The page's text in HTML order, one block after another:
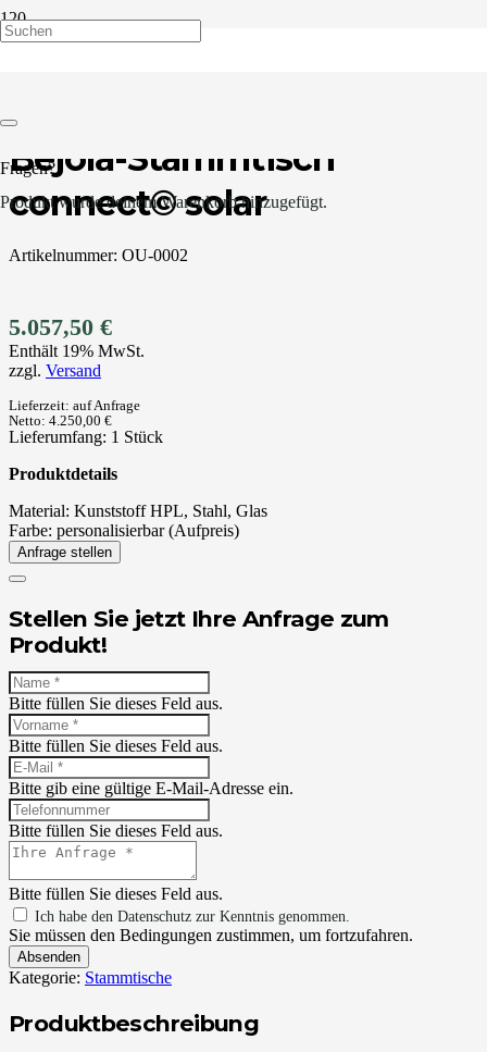
Produktwurde deinem Warenkorb hinzugefügt.
Fragen?
Bejola-Stammtisch
connect© solar
Artikelnummer: OU-0002
5.057,50 €
Enthält 19% MwSt.
zzgl. Versand
Lieferzeit: auf Anfrage
Netto: 4.250,00 €
Lieferumfang: 1 Stück
Produktdetails
Material: Kunststoff HPL, Stahl, Glas
Farbe: personalisierbar (Aufpreis)
Anfrage stellen
Stellen Sie jetzt Ihre Anfrage zum
Produkt!
Bitte füllen Sie dieses Feld aus.
Bitte füllen Sie dieses Feld aus.
Bitte gib eine gültige E-Mail-Adresse ein.
Bitte füllen Sie dieses Feld aus.
Bitte füllen Sie dieses Feld aus.
Ich habe den Datenschutz zur Kenntnis genommen.
Sie müssen den Bedingungen zustimmen, um fortzufahren.
Absenden
Kategorie: Stammtische
Produktbeschreibung